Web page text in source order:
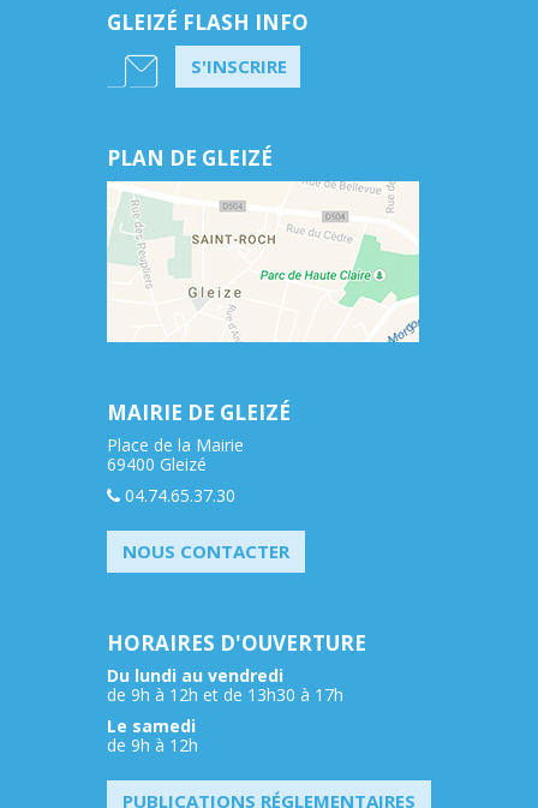
GLEIZÉ FLASH INFO
S'INSCRIRE
PLAN DE GLEIZÉ
MAIRIE DE GLEIZÉ
Place de la Mairie
69400 Gleizé
04.74.65.37.30
NOUS CONTACTER
HORAIRES D'OUVERTURE
Du lundi au vendredi
de 9h à 12h et de 13h30 à 17h
Le samedi
de 9h à 12h
PUBLICATIONS RÉGLEMENTAIRES